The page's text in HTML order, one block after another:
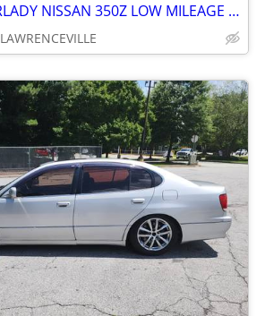
6 SPD MANUAL FAIRLADY NISSAN 350Z LOW MILEAGE GREAT RUNNING & RIDING
LAWRENCEVILLE